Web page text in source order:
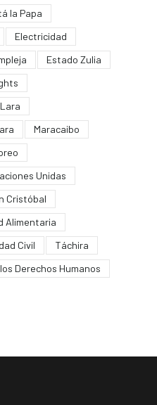
la Papa
Electricidad
Estado Zulia
Lara
Maracaibo
Unidas
Cristóbal
Alimentaria
Civil
Táchira
Derechos Humanos